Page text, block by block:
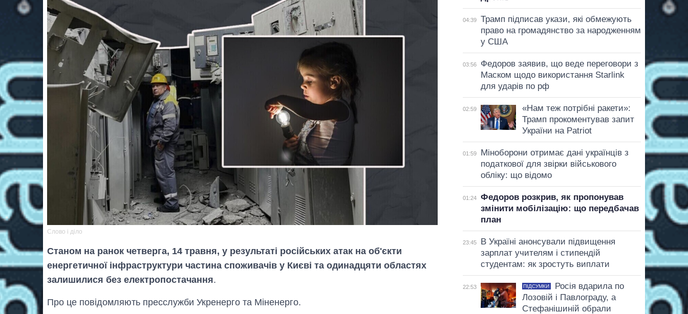
Слово і діло
Станом на ранок четверга, 14 травня, у результаті російських атак на об'єкти
енергетичної інфраструктури частина споживачів у Києві та одинадцяти областях
залишилися без електропостачання.
Про це повідомляють пресслужби Укренерго та Міненерго.
04:39
Трамп підписав укази, які обмежують
право на громадянство за народженням
у США
03:56
Федоров заявив, що веде переговори з
Маском щодо використання Starlink
для ударів по рф
02:59
«Нам теж потрібні ракети»:
Трамп прокоментував запит
України на Patriot
01:59
Міноборони отримає дані українців з
податкової для звірки військового
обліку: що відомо
01:24
Федоров розкрив, як пропонував
змінити мобілізацію: що передбачав
план
23:45
В Україні анонсували підвищення
зарплат учителям і стипендій
студентам: як зростуть виплати
22:53 ПІДСУМКИ
Росія вдарила по
Лозовій і Павлограду, а
Стефанішиній обрали